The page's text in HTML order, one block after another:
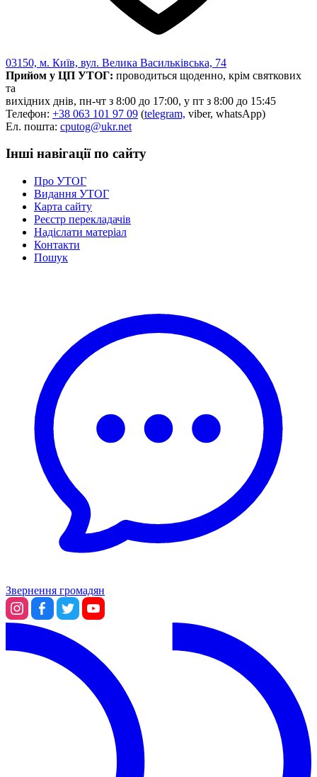
03150, м. Київ, вул. Велика Васильківська, 74
Прийом у ЦП УТОГ: проводиться щоденно, крім святкових
та
вихідних днів, пн-чт з 8:00 до 17:00, у пт з 8:00 до 15:45
Телефон: +38 063 101 97 09 (telegram, viber, whatsApp)
Ел. пошта: cputog@ukr.net
Інші навігації по сайту
Про УТОГ
Видання УТОГ
Карта сайту
Реєстр перекладачів
Надіслати матеріал
Контакти
Пошук
Звернення громадян